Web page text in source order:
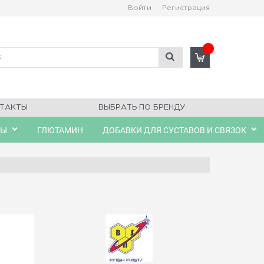
Войти Регистрация
ВЫБРАТЬ ПО БРЕНДУ
ГЛЮТАМИН ДОБАВКИ ДЛЯ СУСТАВОВ И СВЯЗОК